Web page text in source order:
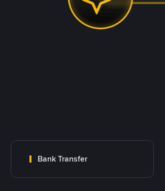
Bank Transfer